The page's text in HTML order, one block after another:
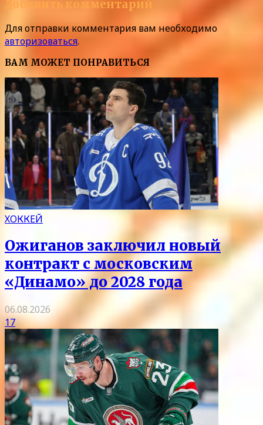
Добавить комментарий
Для отправки комментария вам необходимо
авторизоваться.
ВАМ МОЖЕТ ПОНРАВИТЬСЯ
ХОККЕЙ
Ожиганов заключил новый
контракт с московским
«Динамо» до 2028 года
06.08.2026
17